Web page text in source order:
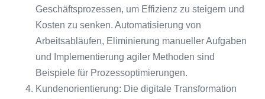
Geschäftsprozessen, um Effizienz zu steigern und
Kosten zu senken. Automatisierung von
Arbeitsabläufen, Eliminierung manueller Aufgaben
und Implementierung agiler Methoden sind
Beispiele für Prozessoptimierungen.
Kundenorientierung: Die digitale Transformation